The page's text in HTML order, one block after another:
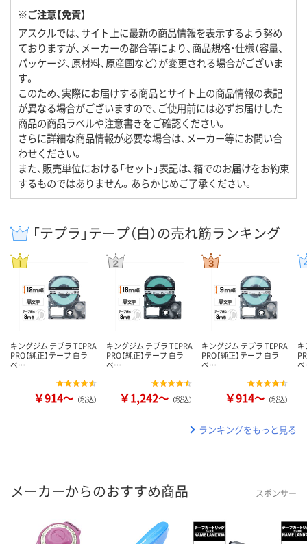
※ご注意【免責】
アスクルでは、サイト上に最新の商品情報を表示するよう努め
ておりますが、メーカーの都合等により、商品規格・仕様（容量、
パッケージ、原材料、原産国など）が変更される場合がございま
す。
このため、実際にお届けする商品とサイト上の商品情報の表記
が異なる場合がございますので、ご使用前には必ずお届けした
商品の商品ラベルや注意書きをご確認ください。
さらに詳細な商品情報が必要な場合は、メーカー等にお問い合
わせください。
また、販売単位における「セット」表記は、箱でのお届けをお約束
するものではありません。あらかじめご了承ください。
「テプラ」テープ（白）の売れ筋ランキング
キングジム テプラ TEPRA
PRO【純正】テープ 白ラ
ベ…
￥914～ （税込）
キングジム テプラ TEPRA
PRO【純正】テープ 白ラ
ベ…
￥1,242～ （税込）
キングジム テプラ TEPRA
PRO【純正】テープ 白ラ
ベ…
￥914～ （税込）
キ
ランキングをもっと見る
メーカーからのおすすめ商品 スポンサー